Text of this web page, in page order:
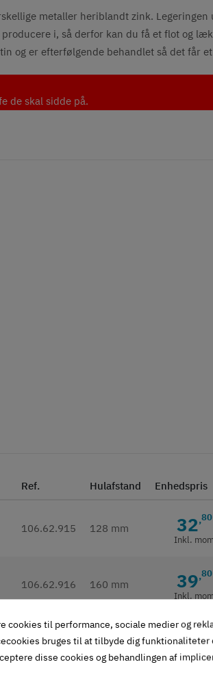
metaller heriblandt zink.
i, så derfor kan du få et flot og
og er efterfølgende behandlet så det får
de skal sidde på.
Ref. Hulafstand Enhedspris
106.62.915 128 mm 32,80
Inkl.
106.62.916 160 mm 39,80
Inkl.
cookies til performance, sociale medier og
bruges til at tilbyde dig funktionaliteter
disse cookies og behandlingen af